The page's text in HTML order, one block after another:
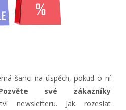
šanci na úspěch, pokud o ní
své zákazníky
newsletteru. Jak rozeslat